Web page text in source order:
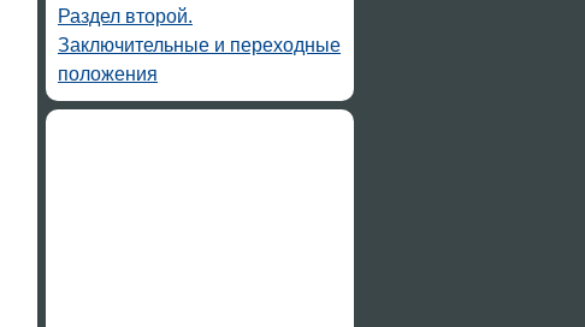
Раздел второй.
Заключительные и переходные
положения